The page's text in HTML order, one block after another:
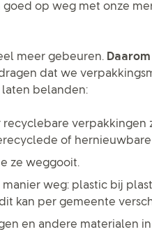
op weg met onze
meer gebeuren.
dat we
belanden:
recyclebare verpakkingen
of
ze weggooit.
weg: plastic bij
kan per gemeente
en andere materialen